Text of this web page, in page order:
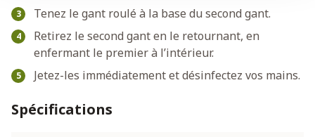
Tenez le gant roulé à la base du second gant.
Retirez le second gant en le retournant, en
enfermant le premier à l’intérieur.
Jetez-les immédiatement et désinfectez vos mains.
Spécifications